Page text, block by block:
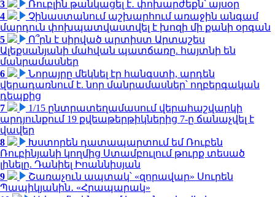
3
Ռուբլին թանկացել է․ փոխարժեքն՝ այսօր
4
Չինաստանում աշխարհում առաջին անգամ
մարդուն փոխպատվաստվել է խոզի մի քանի օրգան
5
Ո՞րն է սիրված արտիստ Արտաշես
Ալեքսանյանի մահվան պատճառը. հայտնի են
մանրամասներ
6
Նորայրը մեկնել էր հանգստի, արդեն
վերադառնում է. նոր մանրամասներ՝ ողբերգական
դեպքից
7
1/15 ընտրատեղամասում վերահաշվարկի
արդյունքում 19 քվեաթերթիկներից 7-ը ճանաչվել է
վավեր
8
Խստորեն դատապարտում եմ Ռուբեն
Ռուբինյանի կողմից Ստամբուլում թուրք տեսած
լինելը. Դանիել Իոաննիսյան
9
Շառաչուն ապտակ՝ «զորավար» Սուրեն
Պապիկյանին․ «Հրապարակ»